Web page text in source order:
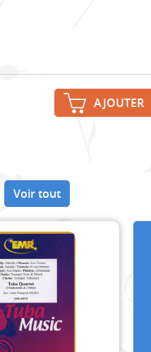
AJOUTER
Voir tout